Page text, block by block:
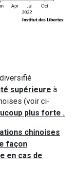
supérieure à
(voir ci-
plus forte .
chinoises
façon
en cas de